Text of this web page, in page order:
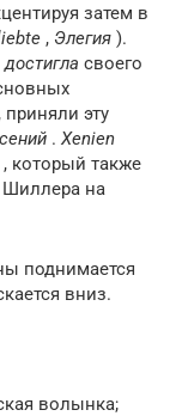
затем в
, Элегия ).
своего
эту
. Xenien
, который также
Шиллера на
поднимается
вниз.
волынка;